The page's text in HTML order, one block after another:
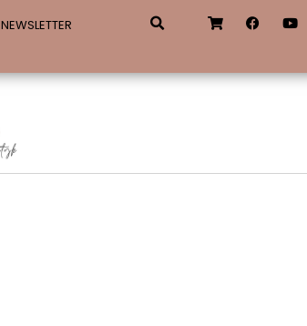
NEWSLETTER